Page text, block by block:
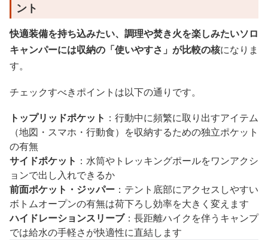
ント
快適装備を持ち込みたい、調理や焚き火を楽しみたいソロ
キャンパーには収納の「使いやすさ」が比較の核になりま
す。
チェックすべきポイントは以下の通りです。
トップリッドポケット ：行動中に頻繁に取り出すアイテム
（地図・スマホ・行動食）を収納するための独立ポケット
の有無
サイドポケット ：水筒やトレッキングポールをワンアクシ
ョンで出し入れできるか
前面ポケット・ジッパー ：テント底部にアクセスしやすい
ボトムオープンの有無は荷下ろし効率を大きく変えます
ハイドレーションスリーブ：長距離ハイクを伴うキャンプ
では給水の手軽さが快適性に直結します